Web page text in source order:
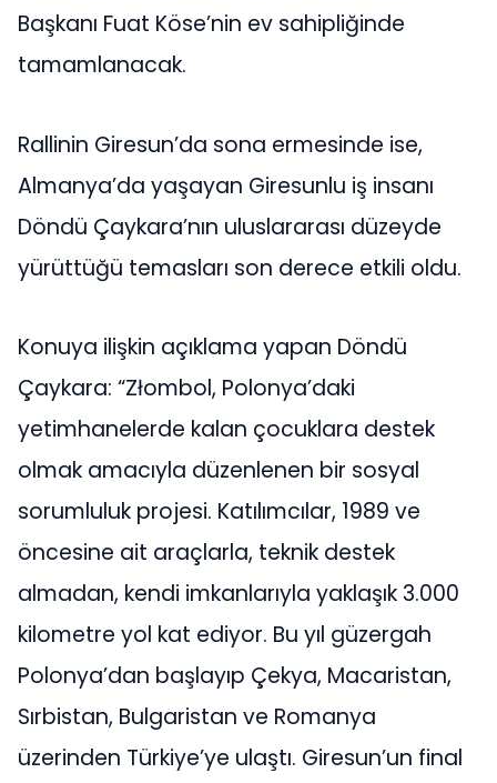
Başkanı Fuat Köse’nin ev sahipliğinde
tamamlanacak.
Rallinin Giresun’da sona ermesinde ise,
Almanya’da yaşayan Giresunlu iş insanı
Döndü Çaykara’nın uluslararası düzeyde
yürüttüğü temasları son derece etkili oldu.
Konuya ilişkin açıklama yapan Döndü
Çaykara: “Złombol, Polonya’daki
yetimhanelerde kalan çocuklara destek
olmak amacıyla düzenlenen bir sosyal
sorumluluk projesi. Katılımcılar, 1989 ve
öncesine ait araçlarla, teknik destek
almadan, kendi imkanlarıyla yaklaşık 3.000
kilometre yol kat ediyor. Bu yıl güzergah
Polonya’dan başlayıp Çekya, Macaristan,
Sırbistan, Bulgaristan ve Romanya
üzerinden Türkiye’ye ulaştı. Giresun’un final